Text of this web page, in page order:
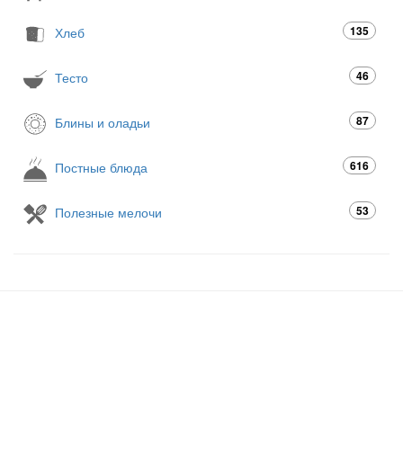
Хлеб 135
Тесто 46
Блины и оладьи 87
Постные блюда 616
Полезные мелочи 53